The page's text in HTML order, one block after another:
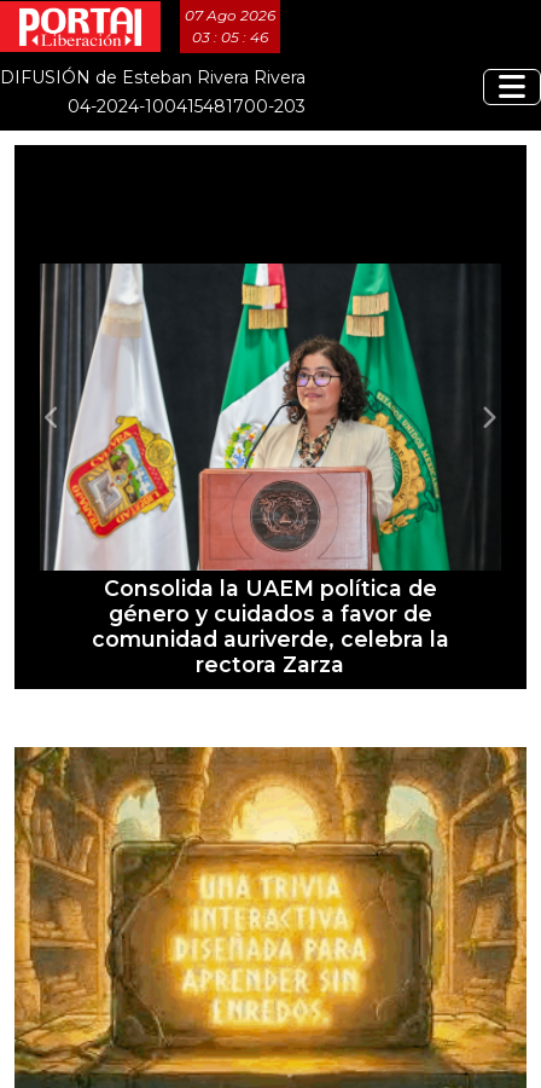
07 Ago 2026
03 : 05 : 47
DIFUSIÓN de Esteban Rivera Rivera
04-2024-100415481700-203
Consolida la UAEM política de
género y cuidados a favor de
comunidad auriverde, celebra la
rectora Zarza